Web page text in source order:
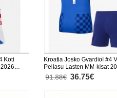
Koti
Kroatia Josko Gvardiol #4
Peliasu Lasten MM-kisat
Lyhythihainen (+ Lyhyet
91.88€ 36.75€